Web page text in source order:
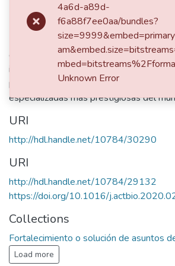
Description
Este producto forma parte de una serie
divulgación científica que buscan reseñar
investigaciones más importantes en las
participación la Universidad EAFIT,
especializadas más prestigiosas del
URI
http://hdl.handle.net/10784/30290
URI
http://hdl.handle.net/10784/29132
https://doi.org/10.1016/
Collections
Fortalecimiento o solución de asuntos
Load more
4a6d-a89d-
f6a88f7ee0aa/bundles?
Unknown Error